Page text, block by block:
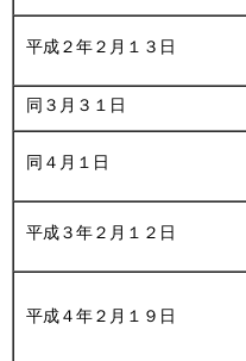
平成２年２月１３日
同３月３１日
同４月１日
平成３年２月１２日
平成４年２月１９日